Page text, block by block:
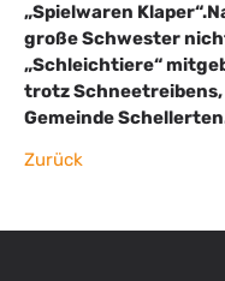
„Spielwaren Klaper“.
große Schwester
„Schleichtiere“
trotz
Gemeinde
Zurück